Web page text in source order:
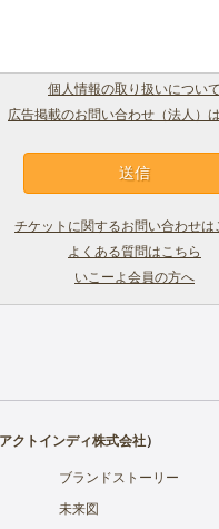
個人情報の取り扱いについて
広告掲載のお問い合わせ（法人）
チケットに関するお問い合わせは
よくある質問はこちら
いこーよ会員の方へ
クトインディ株式会社）
ブランドストーリー
未来図